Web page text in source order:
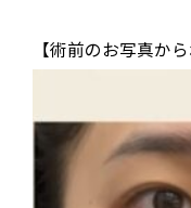
【術前のお写真か